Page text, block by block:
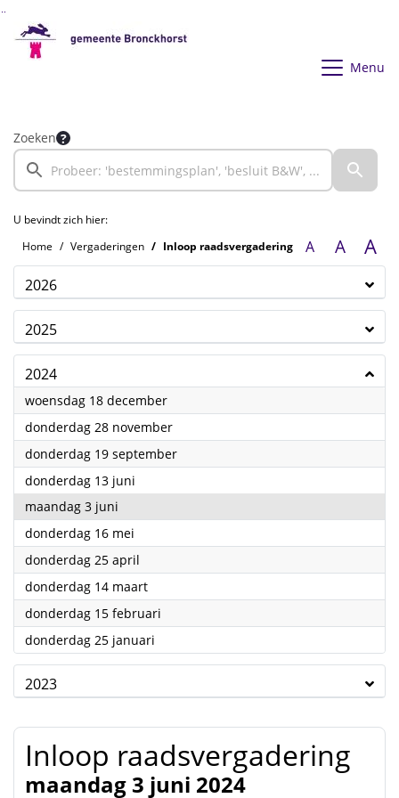
Menu
Zoeken
U bevindt zich hier:
Home
Vergaderingen Inloop raadsvergadering A A A
2026
2025
2024
woensdag 18 december2024
donderdag 28 november2024
donderdag 19 september2024
donderdag 13 juni
maandag 3 juni
donderdag 16 mei
donderdag 25 april
donderdag 14 maart2024
donderdag 15 februari
donderdag 25 januari
2023
Inloop raadsvergadering
maandag 3 juni 2024